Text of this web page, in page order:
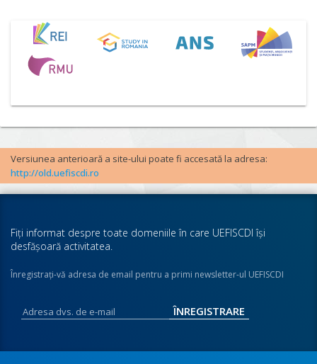
Versiunea anterioară a site-ului poate fi accesată la adresa:
http://old.uefiscdi.ro
Fiţi informat despre toate domeniile în care UEFISCDI îşi
desfăşoară activitatea.
Înregistraţi-vă adresa de email pentru a primi newsletter-ul UEFISCDI